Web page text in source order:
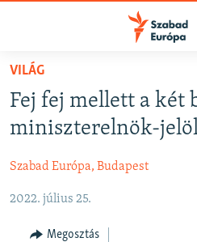
Akadálymentes
Ugrás
fő
oldalra
Ugrás
NAPIRENDEN
AKTUÁLIS
VIDEÓK
ELEMZŐ
NER15
VILÁG
Fej fej mellett a két
miniszterelnök-
Szabad Európa, Budapest
2022. július 25.
Megosztás